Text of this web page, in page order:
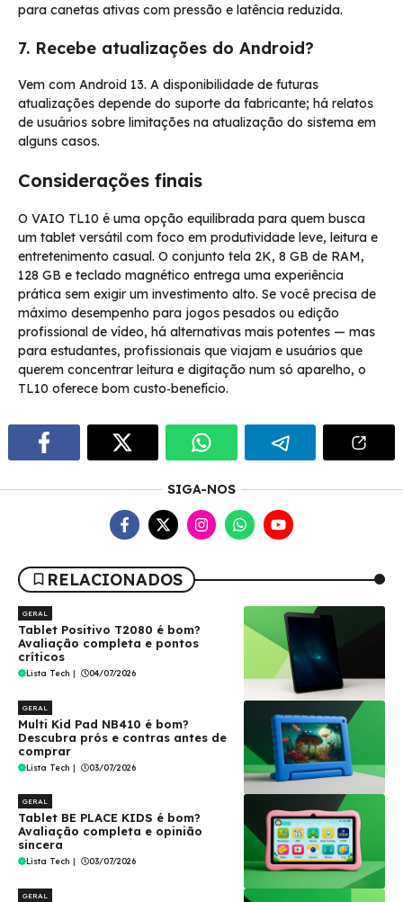
para canetas ativas com pressão e latência reduzida.
7. Recebe atualizações do Android?
Vem com Android 13. A disponibilidade de futuras
atualizações depende do suporte da fabricante; há relatos
de usuários sobre limitações na atualização do sistema em
alguns casos.
Considerações finais
O VAIO TL10 é uma opção equilibrada para quem busca
um tablet versátil com foco em produtividade leve, leitura e
entretenimento casual. O conjunto tela 2K, 8 GB de RAM,
128 GB e teclado magnético entrega uma experiência
prática sem exigir um investimento alto. Se você precisa de
máximo desempenho para jogos pesados ou edição
profissional de vídeo, há alternativas mais potentes — mas
para estudantes, profissionais que viajam e usuários que
querem concentrar leitura e digitação num só aparelho, o
TL10 oferece bom custo‑benefício.
SIGA-NOS
RELACIONADOS
GERAL
Tablet Positivo T2080 é bom?
Avaliação completa e pontos
críticos
Lista Tech | 04/07/2026
GERAL
Multi Kid Pad NB410 é bom?
Descubra prós e contras antes de
comprar
Lista Tech | 03/07/2026
GERAL
Tablet BE PLACE KIDS é bom?
Avaliação completa e opinião
sincera
Lista Tech | 03/07/2026
GERAL